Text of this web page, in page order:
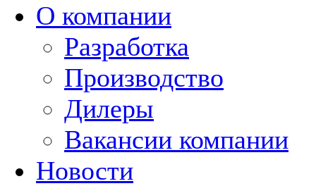
О компании
Разработка
Производство
Дилеры
Вакансии компании
Новости